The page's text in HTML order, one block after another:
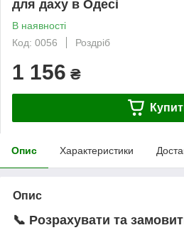
для даху в Одесі
В наявності
Код: 0056
Роздріб
1 156 ₴
Опис Характеристики
Опис
📞 Розрахувати та